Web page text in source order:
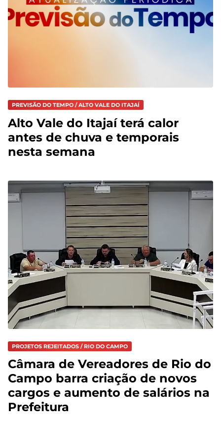
PREVISÃO DO TEMPO / ALTO VALE DO ITAJAÍ
Alto Vale do Itajaí terá calor
antes de chuva e temporais
nesta semana
PROJETOS REJEITADOS / RIO DO CAMPO
Câmara de Vereadores de Rio do
Campo barra criação de novos
cargos e aumento de salários na
Prefeitura